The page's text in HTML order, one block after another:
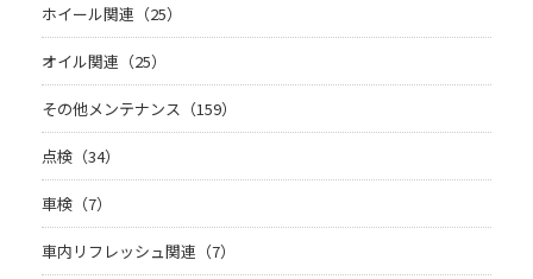
ホイール関連（25）
オイル関連（25）
その他メンテナンス（159）
点検（34）
車検（7）
車内リフレッシュ関連（7）